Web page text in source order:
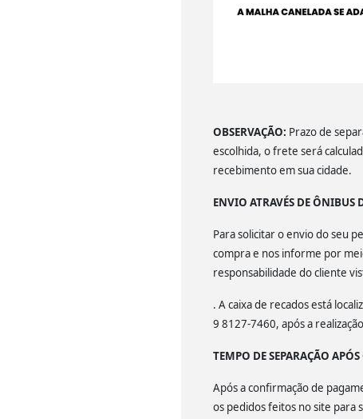
OBSERVAÇÃO: Prazo de
escolhida, o frete será
recebimento em sua cidade.
ENVIO ATRAVÉS DE ÔNIBUS
Para solicitar o envio do seu
compra e nos informe por
responsabilidade do cliente
. A caixa de recados está
9 8127-7460, após a
TEMPO DE SEPARAÇÃO
Após a confirmação de
os pedidos feitos no site para